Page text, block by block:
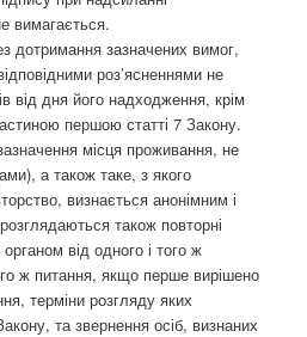
вимагається.
дотримання зазначених вимог,
роз’ясненнями не
від дня його надходження, крім
першою статті 7 Закону.
місця проживання, не
а також таке, з якого
визнається анонімним і
також повторні
від одного і того ж
ж питання, якщо перше вирішено
терміни розгляду яких
та звернення осіб, визнаних